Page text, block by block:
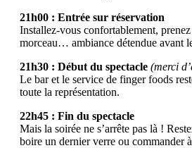
21h00 : Entrée sur réservation
Installez-vous confortablement,
morceau… ambiance détendue avant
21h30 : Début du spectacle (merci
Le bar et le service de finger foods
toute la représentation.
22h45 : Fin du spectacle
Mais la soirée ne s’arrête pas là !
boire un dernier verre ou commander